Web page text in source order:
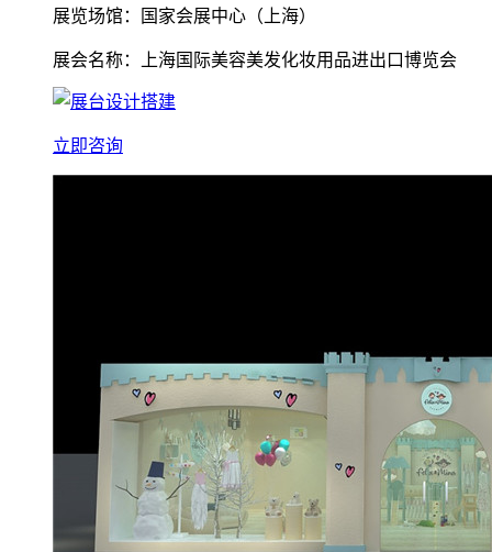
展览场馆：国家会展中心（上海）
展会名称：上海国际美容美发化妆用品进出口博览会
立即咨询